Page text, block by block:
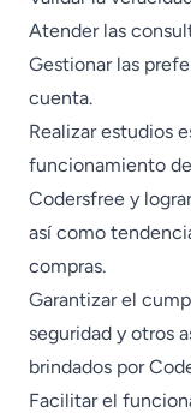
Atender las
Gestionar las
cuenta.
Realizar estudios
funcionamiento
Codersfree y
así como
compras.
Garantizar el
seguridad y otros
brindados por
Facilitar el